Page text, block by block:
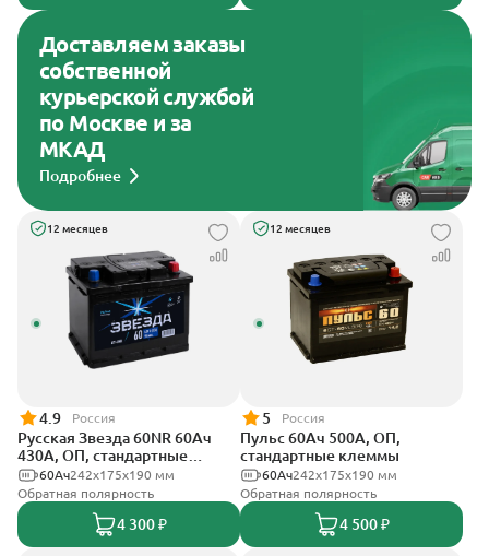
Доставляем заказы
собственной
курьерской службой
по Москве и за
МКАД
Подробнее
12 месяцев
4.9 Россия
Русская Звезда 60NR 60Ач
430А, ОП, стандартные
клеммы242x175x190 мм
60Ач
Обратная полярность
4 300 ₽
12 месяцев
5 Россия
Пульс 60Ач 500А, ОП,
стандартные клеммы
242x175x190 мм
60Ач
Обратная полярность
4 500 ₽